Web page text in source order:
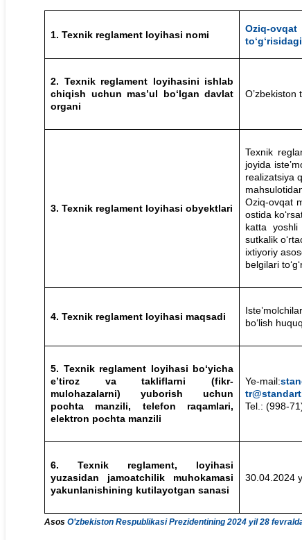
1. Texnik reglament loyihasi nomi
Oziq-
2. Texnik reglament loyihasini ishlab
chiqish uchun mas’ul bo‘lgan davlat
organi
3. Texnik reglament loyihasi obyektlari
Texnik
joyida
realizatsiya
Oziq-ovqat
ostida
katta yoshli
sutkalik
ixtiyoriy
belgilari
4. Texnik reglament loyihasi maqsadi
bo‘lish
5. Texnik reglament loyihasi bo‘yicha
e’tiroz va takliflarni (fikr-
mulohazalarni) yuborish uchun
pochta manzili, telefon raqamlari,
elektron pochta manzili
Ye-mail:
Tel.: (998-
6. Texnik reglament, loyihasi
yuzasidan jamoatchilik muhokamasi
yakunlanishining kutilayotgan sanasi
30.04.2024
Asos O’zbekiston Respublikasi Prezidentining 2024 yil 28